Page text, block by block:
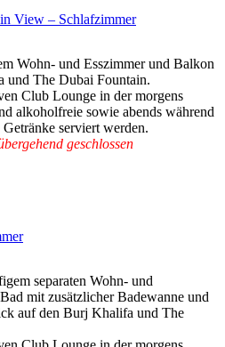
View – Schlafzimmer
Wohn- und Esszimmer und Balkon
The Dubai Fountain.
Club Lounge in der morgens
alkoholfreie sowie abends während
serviert werden.
geschlossen
separaten Wohn- und
mit zusätzlicher Badewanne und
auf den Burj Khalifa und The